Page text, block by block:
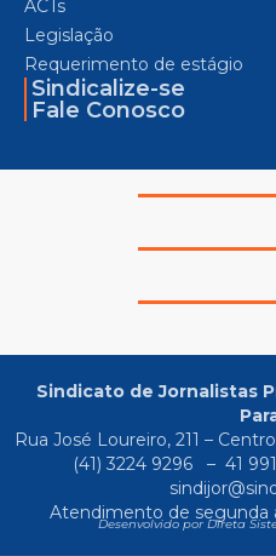
ACTs
Legislação
Requerimento de estágio
Sindicalize-se
Fale Conosco
Sindicato de Jornalistas
Rua José Loureiro, 211 –
(41) 3224 9296
– 41
Atendimento de segunda
Desenvolvido por Direta